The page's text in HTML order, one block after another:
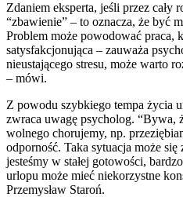
Zdaniem eksperta, jeśli przez cały
“zbawienie” – to oznacza, że być
Problem może powodować praca,
satysfakcjonująca – zauważa
nieustającego stresu, może warto
– mówi.
Z powodu szybkiego tempa życia
zwraca uwagę psycholog. “Bywa,
wolnego chorujemy, np.
odporność. Taka sytuacja może
jesteśmy w stałej gotowości,
urlopu może mieć niekorzystne
Przemysław Staroń.